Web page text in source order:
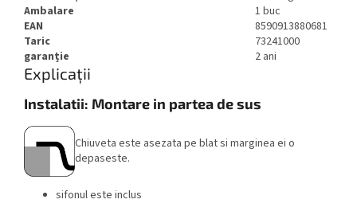
Ambalare
1 buc
EAN
8590913880681
Taric
73241000
garanție
2 ani
Explicații
Instalatii: Montare in partea de sus
Chiuveta este asezata pe blat si marginea ei o
depaseste.
sifonul este inclus